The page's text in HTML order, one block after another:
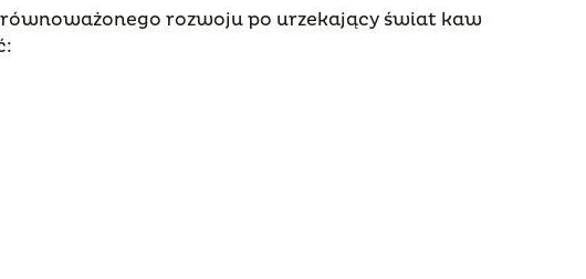
rozwoju po urzekający świat kaw